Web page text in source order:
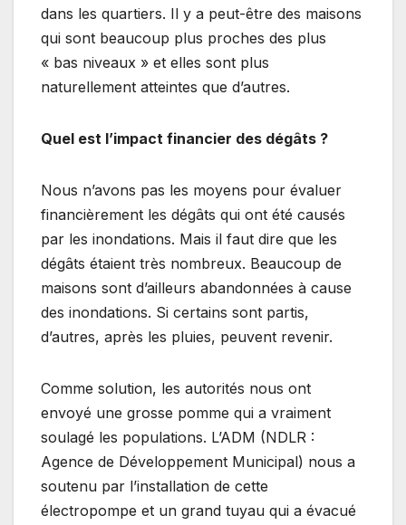
dans les quartiers. Il y a peut-être des maisons
qui sont beaucoup plus proches des plus
« bas niveaux » et elles sont plus
naturellement atteintes que d’autres.
Quel est l’impact financier des dégâts ?
Nous n’avons pas les moyens pour évaluer
financièrement les dégâts qui ont été causés
par les inondations. Mais il faut dire que les
dégâts étaient très nombreux. Beaucoup de
maisons sont d’ailleurs abandonnées à cause
des inondations. Si certains sont partis,
d’autres, après les pluies, peuvent revenir.
Comme solution, les autorités nous ont
envoyé une grosse pomme qui a vraiment
soulagé les populations. L’ADM (NDLR :
Agence de Développement Municipal) nous a
soutenu par l’installation de cette
électropompe et un grand tuyau qui a évacué